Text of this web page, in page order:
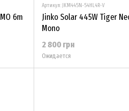
6m
Артикул: JKM445N-54HL4R-V
Jinko Solar 445W Tiger
Mono
2 800 грн
Ожидается